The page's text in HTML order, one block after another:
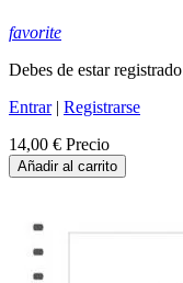
favorite
Debes de estar registrado
Entrar| Registrarse
14,00 € Precio
Añadir al carrito